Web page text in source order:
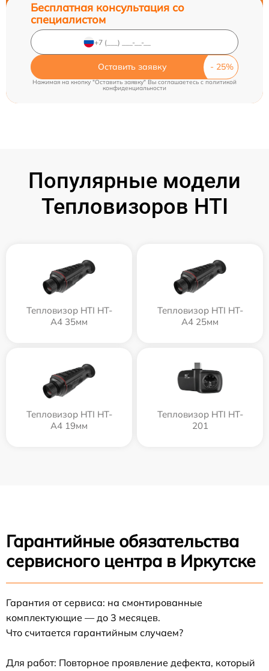
Бесплатная консультация со
специалистом
Оставить заявку
Нажимая на кнопку "Оставить заявку" Вы соглашаетесь cполитикой
конфиденциальности
Популярные модели
Тепловизоров HTI
Тепловизор HTI HT-
A4 35мм
Тепловизор HTI HT-
A4 25мм
Тепловизор HTI HT-
A4 19мм
Тепловизор HTI HT-
201
Гарантийные обязательства
сервисного центра в Иркутске
Гарантия от сервиса: на смонтированные
комплектующие — до 3 месяцев.
Что считается гарантийным случаем?
Для работ: Повторное проявление дефекта, который